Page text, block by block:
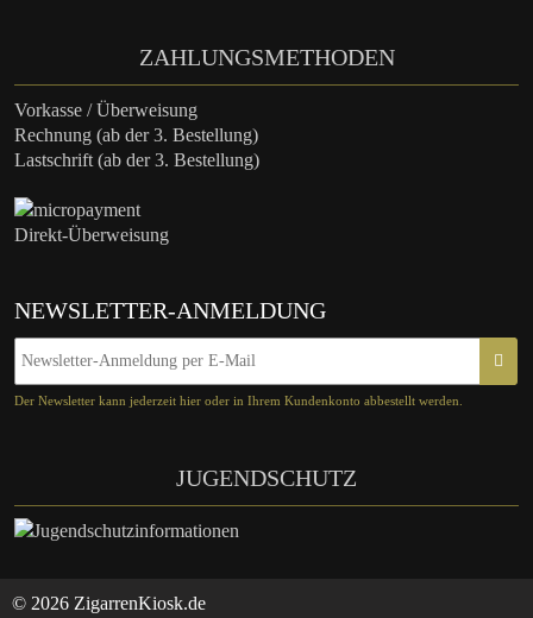
ZAHLUNGSMETHODEN
Vorkasse / Überweisung
Rechnung (ab der 3. Bestellung)
Lastschrift (ab der 3. Bestellung)
Direkt-Überweisung
NEWSLETTER-ANMELDUNG
Der Newsletter kann jederzeit hier oder in Ihrem Kundenkonto abbestellt werden.
JUGENDSCHUTZ
© 2026 ZigarrenKiosk.de